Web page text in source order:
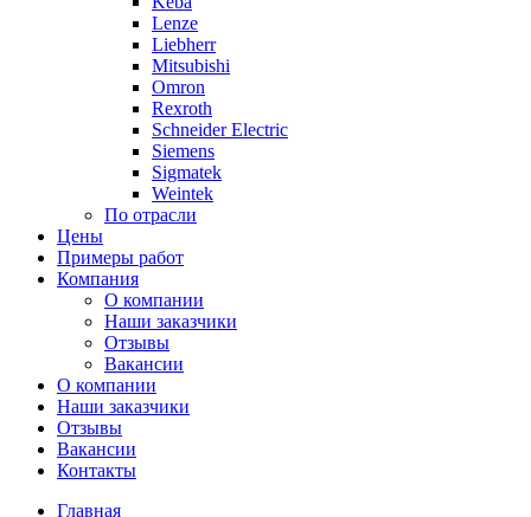
Lenze
Liebherr
Mitsubishi
Omron
Rexroth
Schneider Electric
Siemens
Sigmatek
Weintek
По отрасли
Цены
Примеры работ
Компания
О компании
Наши заказчики
Отзывы
Вакансии
О компании
Наши заказчики
Отзывы
Вакансии
Контакты
Главная